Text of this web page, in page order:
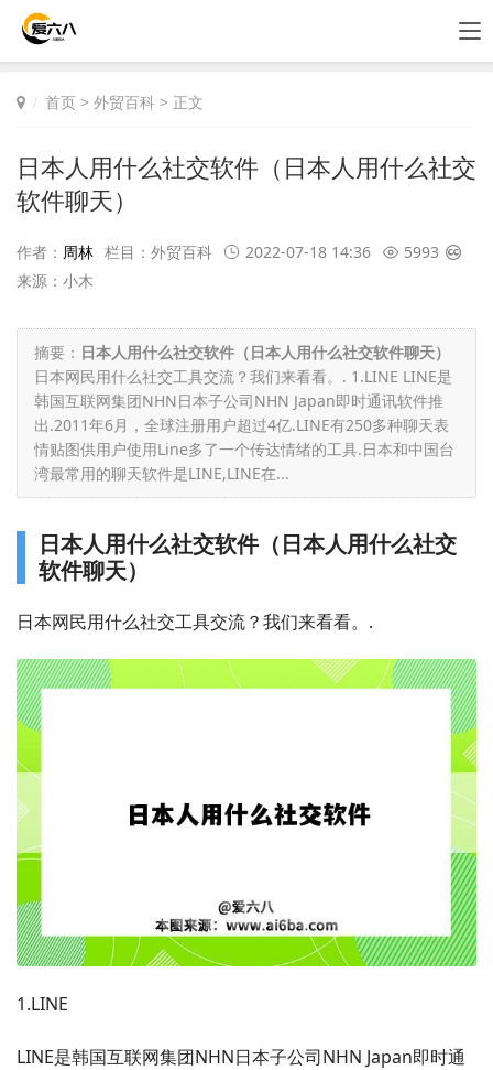
首页 > 外贸百科 > 正文
日本人用什么社交软件（日本人用什么社交
软件聊天）
作者： 周林 栏目： 外贸百科 2022-07-18 14:36
5993
来源：小木
摘要： 日本人用什么社交软件（日本人用什么社交软件聊天）
日本网民用什么社交工具交流？我们来看看。. 1.LINE LINE是
韩国互联网集团NHN日本子公司NHN Japan即时通讯软件推
出.2011年6月，全球注册用户超过4亿.LINE有250多种聊天表
情贴图供用户使用Line多了一个传达情绪的工具.日本和中国台
湾最常用的聊天软件是LINE,LINE在...
日本人用什么社交软件（日本人用什么社交
软件聊天）
日本网民用什么社交工具交流？我们来看看。.
1.LINE
LINE是韩国互联网集团NHN日本子公司NHN Japan即时通